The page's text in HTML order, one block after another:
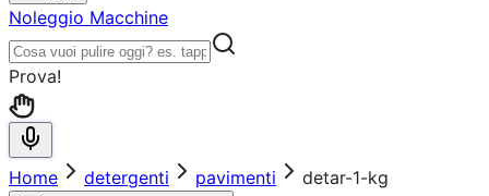
Noleggio Macchine
Prova!
Home detergenti pavimenti detar-1-kg